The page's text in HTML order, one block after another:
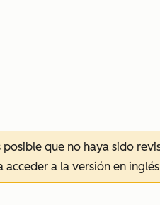
que no haya sido
a la versión en